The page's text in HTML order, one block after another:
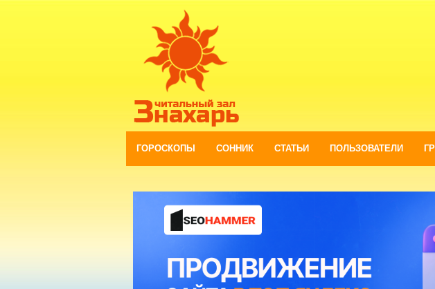
ГОРОСКОПЫ СОННИК СТАТЬИ ПОЛЬЗОВАТЕЛИ